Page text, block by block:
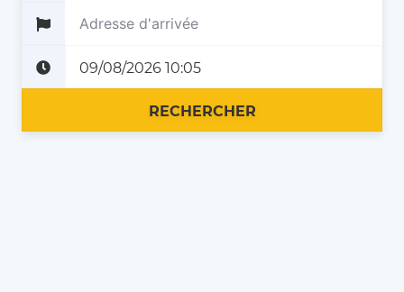
RECHERCHER